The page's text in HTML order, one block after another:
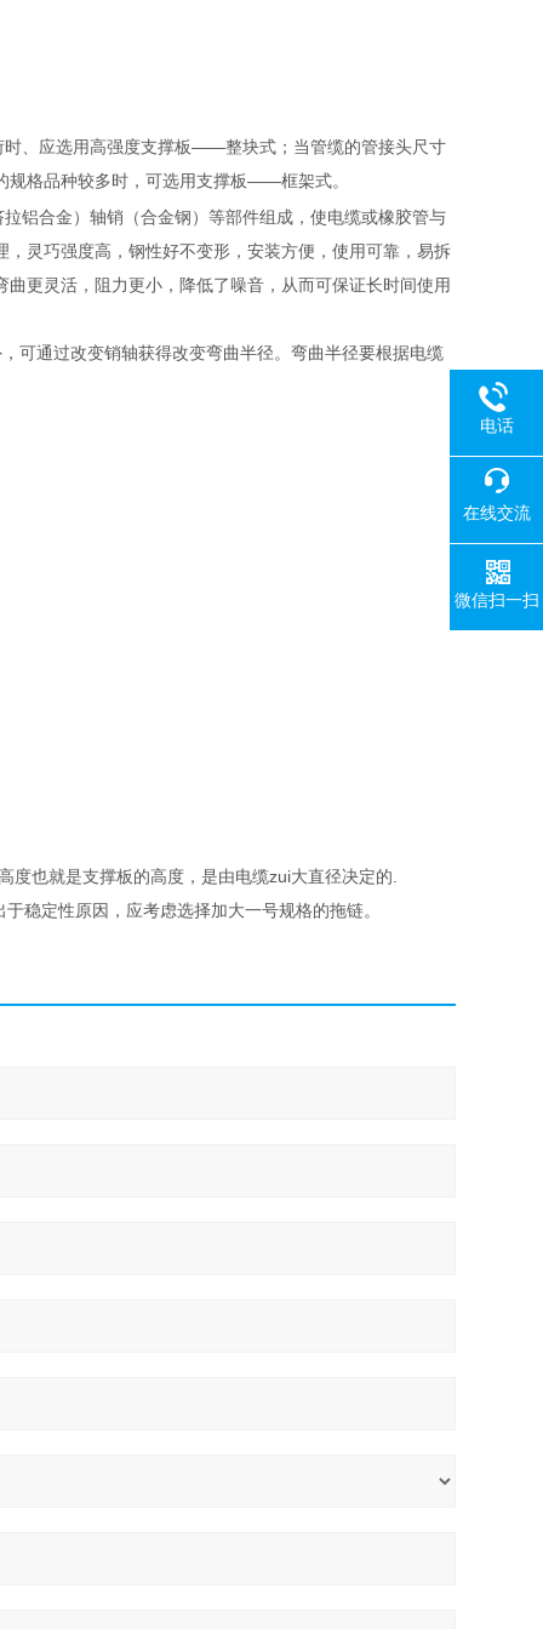
时、应选用高强度支撑板——整块式；当管缆的管接头尺寸
格品种较多时，可选用支撑板——框架式。
铝合金）轴销（合金钢）等部件组成，使电缆或橡胶管与
灵巧强度高，钢性好不变形，安装方便，使用可靠，易拆
更灵活，阻力更小，降低了噪音，从而可保证长时间使用
可通过改变销轴获得改变弯曲半径。弯曲半径要根据电缆
也就是支撑板的高度，是由电缆zui大直径决定的.
稳定性原因，应考虑选择加大一号规格的拖链。
电话
在线交流
微信扫一扫